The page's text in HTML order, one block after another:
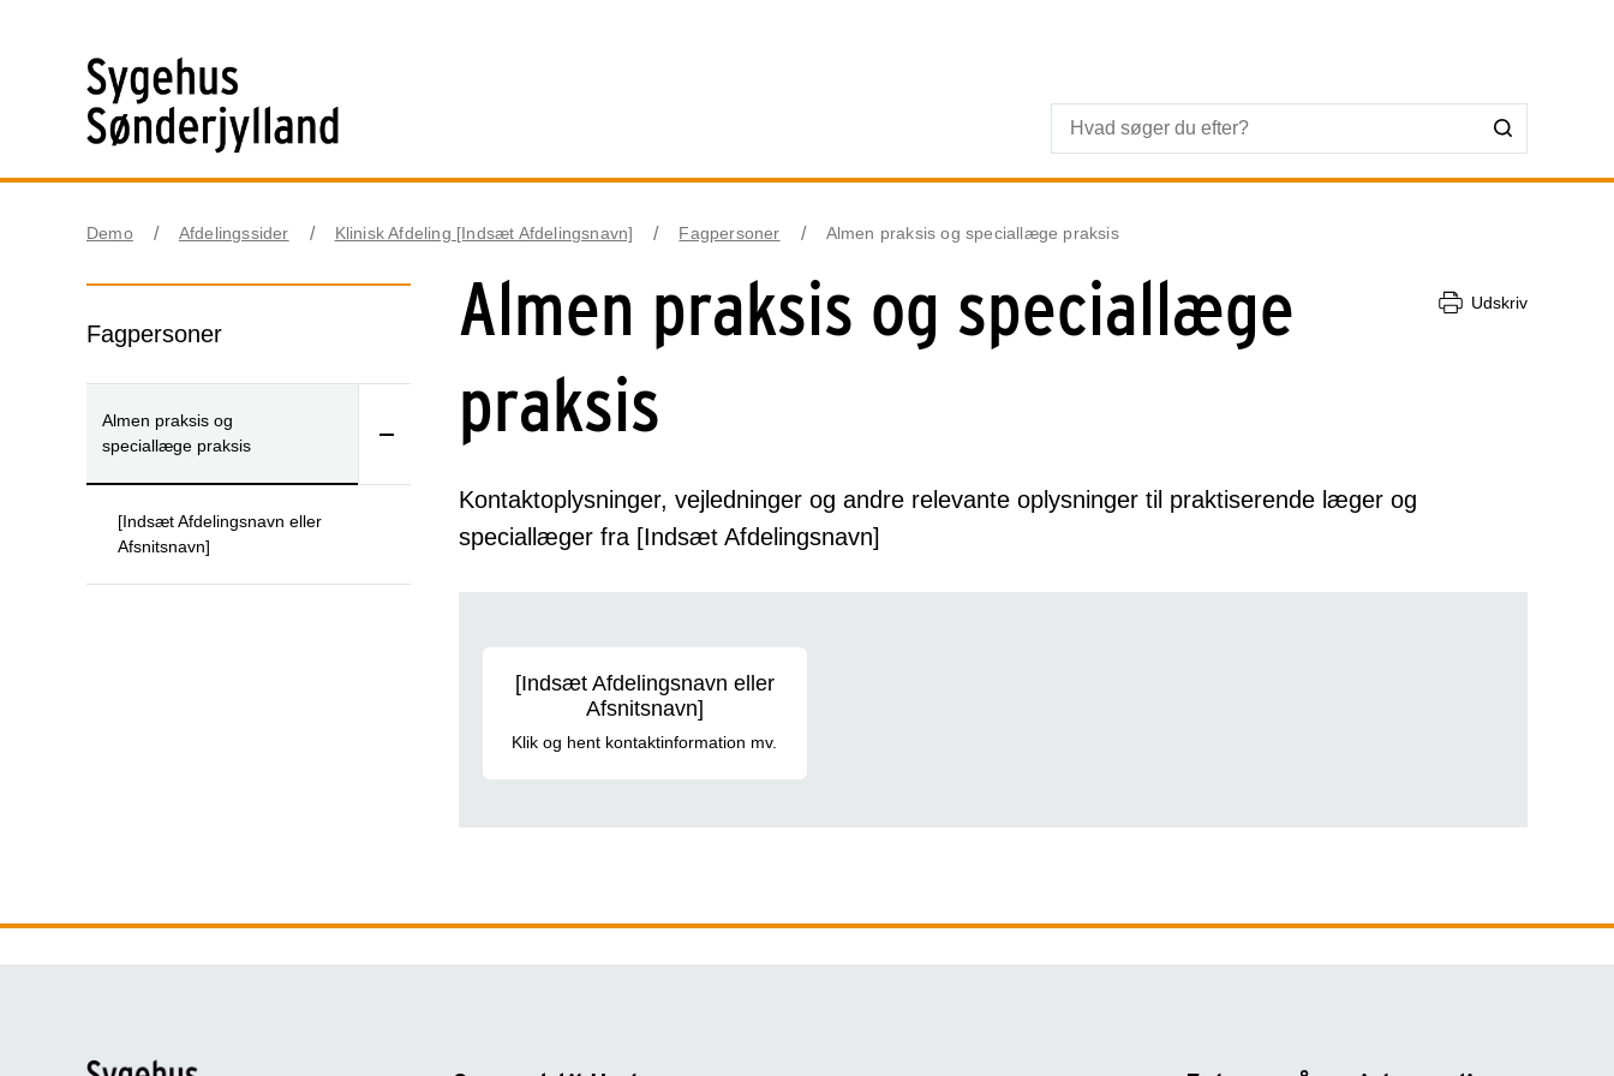
Demo Afdelingssider Klinisk Afdeling [Indsæt Afdelingsnavn] Fagpersoner Almen praksis og speciallæge praksis
Fagpersoner
Almen praksis og
speciallæge praksis
[Indsæt Afdelingsnavn eller
Afsnitsnavn]
Almen praksis og speciallæge
praksis
Udskriv
Kontaktoplysninger, vejledninger og andre relevante oplysninger til praktiserende læger og
speciallæger fra [Indsæt Afdelingsnavn]
[Indsæt Afdelingsnavn eller
Afsnitsnavn]
Klik og hent kontaktinformation mv.